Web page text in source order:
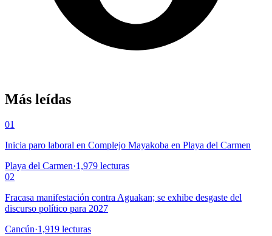
Más leídas
01
Inicia paro laboral en Complejo Mayakoba en Playa del Carmen
Playa del Carmen·1,979 lecturas
02
Fracasa manifestación contra Aguakan; se exhibe desgaste del
discurso político para 2027
Cancún·1,919 lecturas